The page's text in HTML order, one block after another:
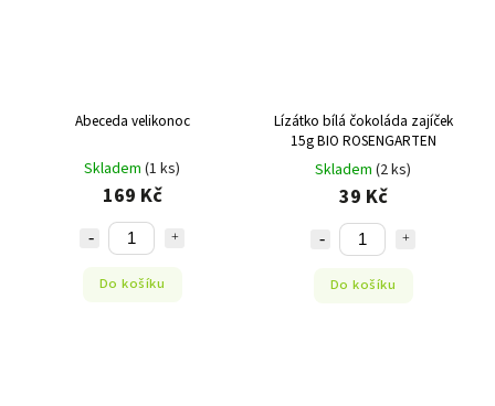
Abeceda velikonoc
Skladem (1 ks)
169 Kč
Do košíku
Lízátko bílá čokoláda zajíček
15g BIO ROSENGARTEN
Skladem (2 ks)
39 Kč
Do košíku